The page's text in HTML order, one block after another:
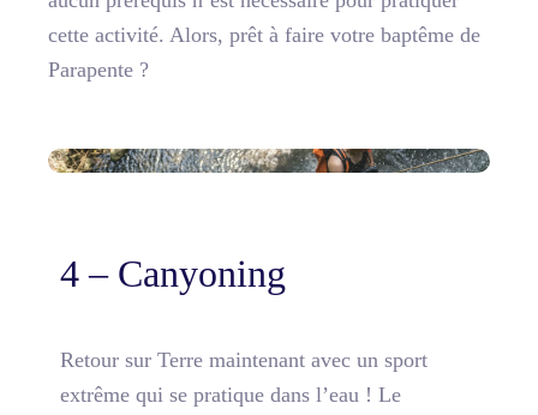
cette activité. Alors, prêt à faire votre baptême de
Parapente ?
4 – Canyoning
Retour sur Terre maintenant avec un sport
extrême qui se pratique dans l’eau ! Le